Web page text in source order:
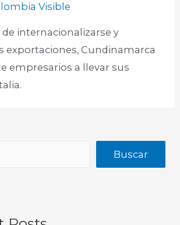
Visible
internacionalizarse y
exportaciones, Cundinamarca
empresarios a llevar sus
Buscar